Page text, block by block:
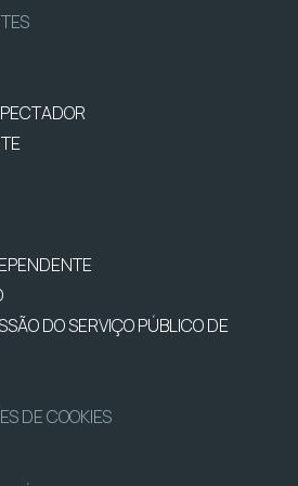
DO SERVIÇO PÚBLICO DE
DE COOKIES